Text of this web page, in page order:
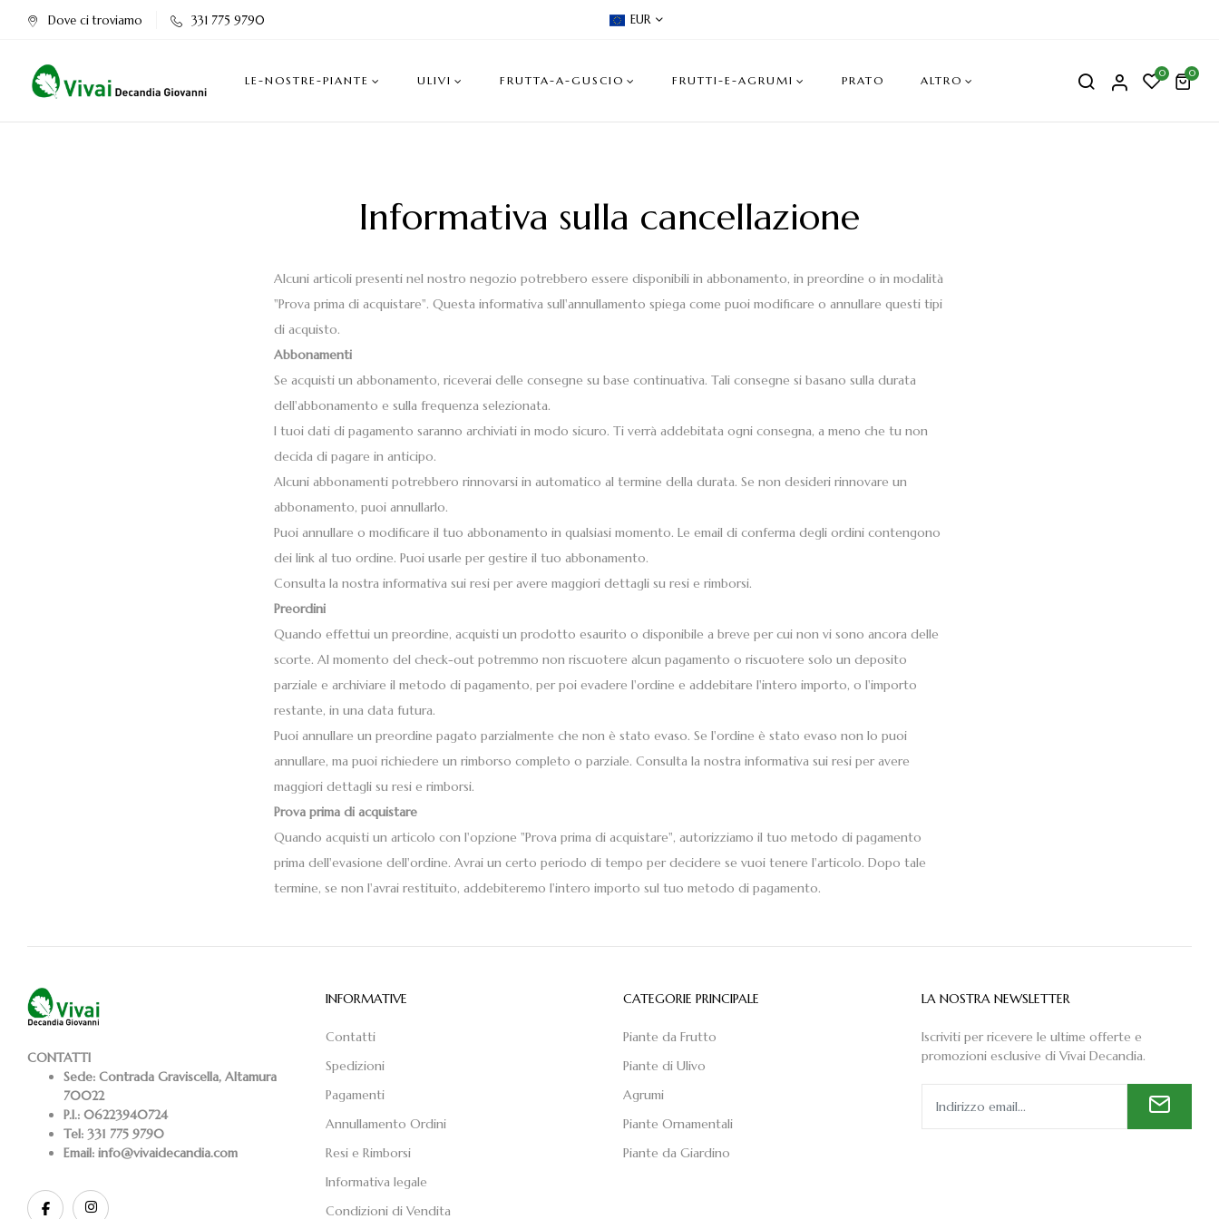
Dove ci troviamo 331 775 9790 EUR
LE-NOSTRE-PIANTE ULIVI FRUTTA-A-GUSCIO FRUTTI-E-AGRUMI PRATO ALTRO
0 0
Informativa sulla cancellazione
Alcuni articoli presenti nel nostro negozio potrebbero essere disponibili in abbonamento, in preordine o in modalità
"Prova prima di acquistare". Questa informativa sull'annullamento spiega come puoi modificare o annullare questi tipi
di acquisto.
Abbonamenti
Se acquisti un abbonamento, riceverai delle consegne su base continuativa. Tali consegne si basano sulla durata
dell'abbonamento e sulla frequenza selezionata.
I tuoi dati di pagamento saranno archiviati in modo sicuro. Ti verrà addebitata ogni consegna, a meno che tu non
decida di pagare in anticipo.
Alcuni abbonamenti potrebbero rinnovarsi in automatico al termine della durata. Se non desideri rinnovare un
abbonamento, puoi annullarlo.
Puoi annullare o modificare il tuo abbonamento in qualsiasi momento. Le email di conferma degli ordini contengono
dei link al tuo ordine. Puoi usarle per gestire il tuo abbonamento.
Consulta la nostra informativa sui resi per avere maggiori dettagli su resi e rimborsi.
Preordini
Quando effettui un preordine, acquisti un prodotto esaurito o disponibile a breve per cui non vi sono ancora delle
scorte. Al momento del check-out potremmo non riscuotere alcun pagamento o riscuotere solo un deposito
parziale e archiviare il metodo di pagamento, per poi evadere l'ordine e addebitare l'intero importo, o l'importo
restante, in una data futura.
Puoi annullare un preordine pagato parzialmente che non è stato evaso. Se l'ordine è stato evaso non lo puoi
annullare, ma puoi richiedere un rimborso completo o parziale. Consulta la nostra informativa sui resi per avere
maggiori dettagli su resi e rimborsi.
Prova prima di acquistare
Quando acquisti un articolo con l'opzione "Prova prima di acquistare", autorizziamo il tuo metodo di pagamento
prima dell'evasione dell'ordine. Avrai un certo periodo di tempo per decidere se vuoi tenere l'articolo. Dopo tale
termine, se non l'avrai restituito, addebiteremo l'intero importo sul tuo metodo di pagamento.
CONTATTI
Sede: Contrada Graviscella, Altamura
70022
P.I.: 06223940724
Tel: 331 775 9790
Email: info@vivaidecandia.com
INFORMATIVE
Contatti
Spedizioni
Pagamenti
Annullamento Ordini
Resi e Rimborsi
Informativa legale
Condizioni di Vendita
CATEGORIE PRINCIPALE
Piante da Frutto
Piante di Ulivo
Agrumi
Piante Ornamentali
Piante da Giardino
LA NOSTRA NEWSLETTER
Iscriviti per ricevere le ultime offerte e
promozioni esclusive di Vivai Decandia.